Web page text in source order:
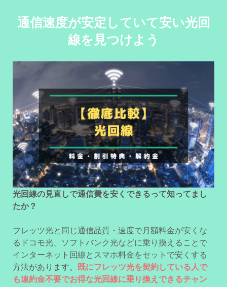
通信速度が安定していて安い光回
線を見つけよう
光回線の見直しで通信費を安くできるって知ってまし
たか？
フレッツ光と同じ通信品質・速度で月額料金が安くな
るドコモ光、ソフトバンク光などに乗り換えることで
インターネット回線とスマホ料金をセットで安くする
方法があります。
既にフレッツ光を契約している人で
も違約金不要でお得な光回線に乗り換えできるチャン